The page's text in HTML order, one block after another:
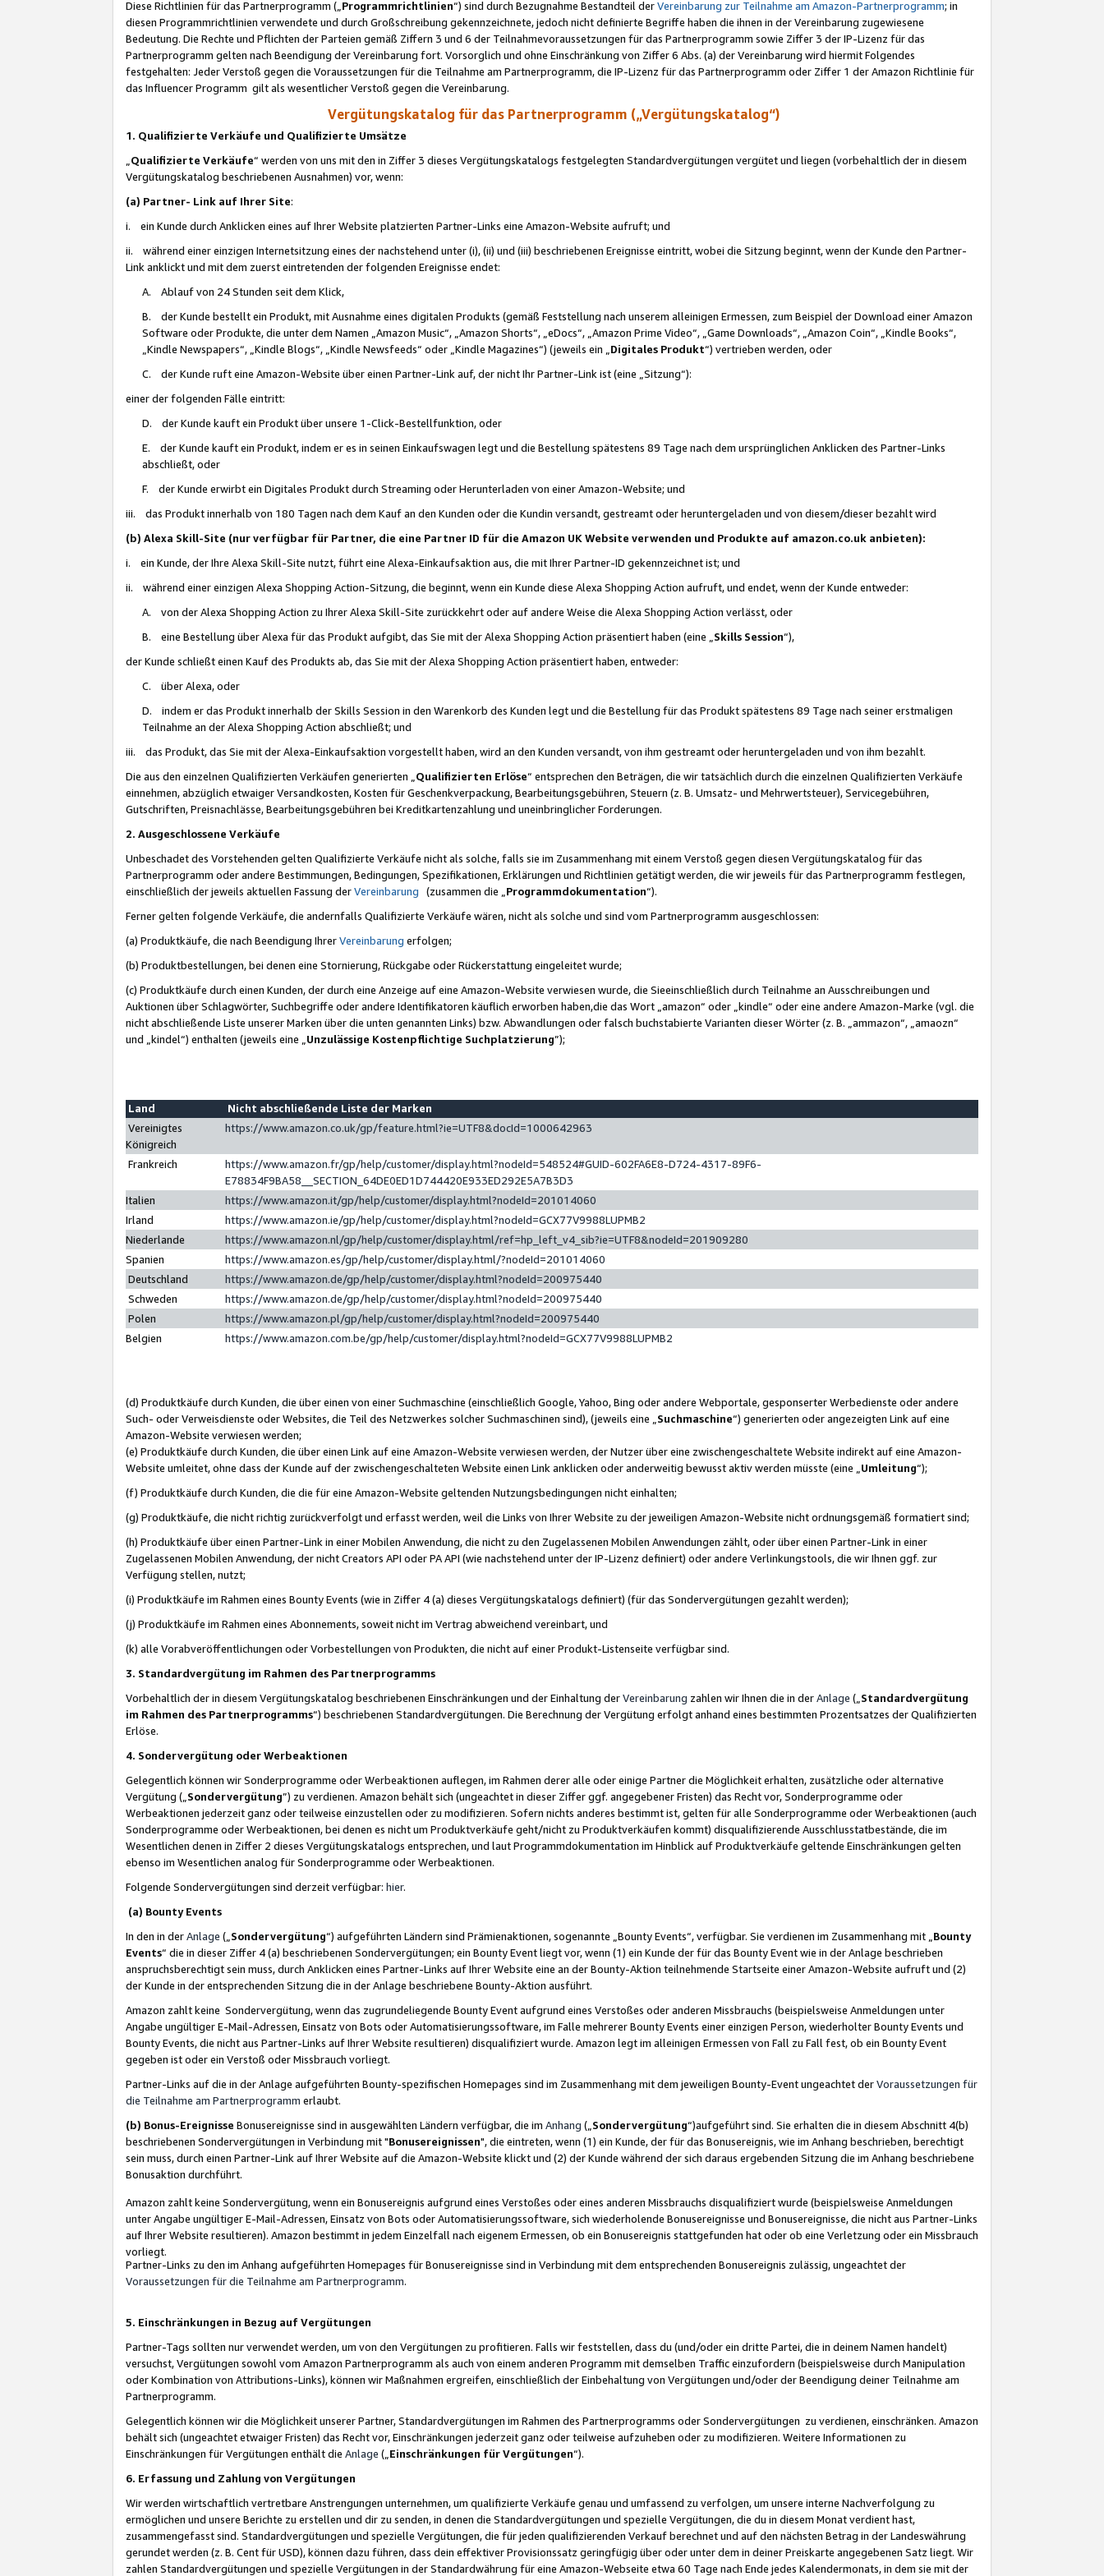
Diese Richtlinien für das Partnerprogramm („Programmrichtlinien“) sind durch Bezugnahme Bestandteil derVereinbarung zur Teilnahme am Amazon-Partnerprogramm; in
diesen Programmrichtlinien verwendete und durch Großschreibung gekennzeichnete, jedoch nicht definierte Begriffe haben die ihnen in der Vereinbarung zugewiesene
Bedeutung. Die Rechte und Pflichten der Parteien gemäß Ziffern 3 und 6 der Teilnahmevoraussetzungen für das Partnerprogramm sowie Ziffer 3 der IP-Lizenz für das
Partnerprogramm gelten nach Beendigung der Vereinbarung fort. Vorsorglich und ohne Einschränkung von Ziffer 6 Abs. (a) der Vereinbarung wird hiermit Folgendes
festgehalten: Jeder Verstoß gegen die Voraussetzungen für die Teilnahme am Partnerprogramm, die IP-Lizenz für das Partnerprogramm oder Ziffer 1 der Amazon Richtlinie für
das Influencer Programm gilt als wesentlicher Verstoß gegen die Vereinbarung.
Vergütungskatalog für das Partnerprogramm („Vergütungskatalog“)
1. Qualifizierte Verkäufe und Qualifizierte Umsätze
Qualifizierte Verkäufe“ werden von uns mit den in Ziffer 3 dieses Vergütungskatalogs festgelegten Standardvergütungen vergütet und liegen (vorbehaltlich der in diesem
Vergütungskatalog beschriebenen Ausnahmen) vor, wenn:
(a) Partner- Link auf Ihrer Site:
i. ein Kunde durch Anklicken eines auf Ihrer Website platzierten Partner-Links eine Amazon-Website aufruft; und
ii. während einer einzigen Internetsitzung eines der nachstehend unter (i), (ii) und (iii) beschriebenen Ereignisse eintritt, wobei die Sitzung beginnt, wenn der Kunde den Partner-
Link anklickt und mit dem zuerst eintretenden der folgenden Ereignisse endet:
A. Ablauf von 24 Stunden seit dem Klick,
B. der Kunde bestellt ein Produkt, mit Ausnahme eines digitalen Produkts (gemäß Feststellung nach unserem alleinigen Ermessen, zum Beispiel der Download einer Amazon
Software oder Produkte, die unter dem Namen „Amazon Music“, „Amazon Shorts“, „eDocs“, „Amazon Prime Video“, „Game Downloads“, „Amazon Coin“, „Kindle Books“,
„Kindle Newspapers“, „Kindle Blogs“, „Kindle Newsfeeds“ oder „Kindle Magazines“) (jeweils ein „ Digitales Produkt“) vertrieben werden, oder
C. der Kunde ruft eine Amazon-Website über einen Partner-Link auf, der nicht Ihr Partner-Link ist (eine „Sitzung“):
einer der folgenden Fälle eintritt:
D. der Kunde kauft ein Produkt über unsere 1-Click-Bestellfunktion, oder
E. der Kunde kauft ein Produkt, indem er es in seinen Einkaufswagen legt und die Bestellung spätestens 89 Tage nach dem ursprünglichen Anklicken des Partner-Links
abschließt, oder
F. der Kunde erwirbt ein Digitales Produkt durch Streaming oder Herunterladen von einer Amazon-Website; und
iii. das Produkt innerhalb von 180 Tagen nach dem Kauf an den Kunden oder die Kundin versandt, gestreamt oder heruntergeladen und von diesem/dieser bezahlt wird
(b) Alexa Skill-Site (nur verfügbar für Partner, die eine Partner ID für die Amazon UK Website verwenden und Produkte auf amazon.co.uk anbieten):
i. ein Kunde, der Ihre Alexa Skill-Site nutzt, führt eine Alexa-Einkaufsaktion aus, die mit Ihrer Partner-ID gekennzeichnet ist; und
ii. während einer einzigen Alexa Shopping Action-Sitzung, die beginnt, wenn ein Kunde diese Alexa Shopping Action aufruft, und endet, wenn der Kunde entweder:
A. von der Alexa Shopping Action zu Ihrer Alexa Skill-Site zurückkehrt oder auf andere Weise die Alexa Shopping Action verlässt, oder
B. eine Bestellung über Alexa für das Produkt aufgibt, das Sie mit der Alexa Shopping Action präsentiert haben (eine „ Skills Session“),
der Kunde schließt einen Kauf des Produkts ab, das Sie mit der Alexa Shopping Action präsentiert haben, entweder:
C. über Alexa, oder
D. indem er das Produkt innerhalb der Skills Session in den Warenkorb des Kunden legt und die Bestellung für das Produkt spätestens 89 Tage nach seiner erstmaligen
Teilnahme an der Alexa Shopping Action abschließt; und
iii. das Produkt, das Sie mit der Alexa-Einkaufsaktion vorgestellt haben, wird an den Kunden versandt, von ihm gestreamt oder heruntergeladen und von ihm bezahlt.
Die aus den einzelnen Qualifizierten Verkäufen generierten „ Qualifizierten Erlöse“ entsprechen den Beträgen, die wir tatsächlich durch die einzelnen Qualifizierten Verkäufe
einnehmen, abzüglich etwaiger Versandkosten, Kosten für Geschenkverpackung, Bearbeitungsgebühren, Steuern (z. B. Umsatz- und Mehrwertsteuer), Servicegebühren,
Gutschriften, Preisnachlässe, Bearbeitungsgebühren bei Kreditkartenzahlung und uneinbringlicher Forderungen.
2. Ausgeschlossene Verkäufe
Unbeschadet des Vorstehenden gelten Qualifizierte Verkäufe nicht als solche, falls sie im Zusammenhang mit einem Verstoß gegen diesen Vergütungskatalog für das
Partnerprogramm oder andere Bestimmungen, Bedingungen, Spezifikationen, Erklärungen und Richtlinien getätigt werden, die wir jeweils für das Partnerprogramm festlegen,
einschließlich der jeweils aktuellen Fassung derVereinbarung (zusammen die „ Programmdokumentation“).
Ferner gelten folgende Verkäufe, die andernfalls Qualifizierte Verkäufe wären, nicht als solche und sind vom Partnerprogramm ausgeschlossen:
(a) Produktkäufe, die nach Beendigung IhrerVereinbarung erfolgen;
(b) Produktbestellungen, bei denen eine Stornierung, Rückgabe oder Rückerstattung eingeleitet wurde;
(c) Produktkäufe durch einen Kunden, der durch eine Anzeige auf eine Amazon-Website verwiesen wurde, die Sieeinschließlich durch Teilnahme an Ausschreibungen und
Auktionen über Schlagwörter, Suchbegriffe oder andere Identifikatoren käuflich erworben haben,die das Wort „amazon“ oder „kindle“ oder eine andere Amazon-Marke (vgl. die
nicht abschließende Liste unserer Marken über die unten genannten Links) bzw. Abwandlungen oder falsch buchstabierte Varianten dieser Wörter (z. B. „ammazon“, „amaozn“
und „kindel“) enthalten (jeweils eine „ Unzulässige Kostenpflichtige Suchplatzierung”);
Land
Nicht abschließende Liste der Marken
Vereinigtes
Königreich
https://www.amazon.co.uk/gp/feature.html?ie=UTF8&docId=1000642963
Frankreich
https://www.amazon.fr/gp/help/customer/display.html?nodeId=548524#GUID-602FA6E8-D724-4317-89F6-
E78834F9BA58__SECTION_64DE0ED1D744420E933ED292E5A7B3D3
Italien
https://www.amazon.it/gp/help/customer/display.html?nodeId=201014060
Irland
https://www.amazon.ie/gp/help/customer/display.html?nodeId=GCX77V9988LUPMB2
Niederlande
https://www.amazon.nl/gp/help/customer/display.html/ref=hp_left_v4_sib?ie=UTF8&nodeId=201909280
Spanien
https://www.amazon.es/gp/help/customer/display.html/?nodeId=201014060
Deutschland
https://www.amazon.de/gp/help/customer/display.html?nodeId=200975440
Schweden
https://www.amazon.de/gp/help/customer/display.html?nodeId=200975440
Polen
https://www.amazon.pl/gp/help/customer/display.html?nodeId=200975440
Belgien
https://www.amazon.com.be/gp/help/customer/display.html?nodeId=GCX77V9988LUPMB2
(d) Produktkäufe durch Kunden, die über einen von einer Suchmaschine (einschließlich Google, Yahoo, Bing oder andere Webportale, gesponserter Werbedienste oder andere
Such- oder Verweisdienste oder Websites, die Teil des Netzwerkes solcher Suchmaschinen sind), (jeweils eine „ Suchmaschine“) generierten oder angezeigten Link auf eine
Amazon-Website verwiesen werden;
(e) Produktkäufe durch Kunden, die über einen Link auf eine Amazon-Website verwiesen werden, der Nutzer über eine zwischengeschaltete Website indirekt auf eine Amazon-
Website umleitet, ohne dass der Kunde auf der zwischengeschalteten Website einen Link anklicken oder anderweitig bewusst aktiv werden müsste (eine „ Umleitung“);
(f) Produktkäufe durch Kunden, die die für eine Amazon-Website geltenden Nutzungsbedingungen nicht einhalten;
(g) Produktkäufe, die nicht richtig zurückverfolgt und erfasst werden, weil die Links von Ihrer Website zu der jeweiligen Amazon-Website nicht ordnungsgemäß formatiert sind;
(h) Produktkäufe über einen Partner-Link in einer Mobilen Anwendung, die nicht zu den Zugelassenen Mobilen Anwendungen zählt, oder über einen Partner-Link in einer
Zugelassenen Mobilen Anwendung, der nicht Creators API oder PA API (wie nachstehend unter der IP-Lizenz definiert) oder andere Verlinkungstools, die wir Ihnen ggf. zur
Verfügung stellen, nutzt;
(i) Produktkäufe im Rahmen eines Bounty Events (wie in Ziffer 4 (a) dieses Vergütungskatalogs definiert) (für das Sondervergütungen gezahlt werden);
(j) Produktkäufe im Rahmen eines Abonnements, soweit nicht im Vertrag abweichend vereinbart, und
(k) alle Vorabveröffentlichungen oder Vorbestellungen von Produkten, die nicht auf einer Produkt-Listenseite verfügbar sind.
3. Standardvergütung im Rahmen des Partnerprogramms
Vorbehaltlich der in diesem Vergütungskatalog beschriebenen Einschränkungen und der Einhaltung derVereinbarung zahlen wir Ihnen die in derAnlage („ Standardvergütung
im Rahmen des Partnerprogramms“) beschriebenen Standardvergütungen. Die Berechnung der Vergütung erfolgt anhand eines bestimmten Prozentsatzes der Qualifizierten
Erlöse.
4. Sondervergütung oder Werbeaktionen
Gelegentlich können wir Sonderprogramme oder Werbeaktionen auflegen, im Rahmen derer alle oder einige Partner die Möglichkeit erhalten, zusätzliche oder alternative
Vergütung („ Sondervergütung”) zu verdienen. Amazon behält sich (ungeachtet in dieser Ziffer ggf. angegebener Fristen) das Recht vor, Sonderprogramme oder
Werbeaktionen jederzeit ganz oder teilweise einzustellen oder zu modifizieren. Sofern nichts anderes bestimmt ist, gelten für alle Sonderprogramme oder Werbeaktionen (auch
Sonderprogramme oder Werbeaktionen, bei denen es nicht um Produktverkäufe geht/nicht zu Produktverkäufen kommt) disqualifizierende Ausschlusstatbestände, die im
Wesentlichen denen in Ziffer 2 dieses Vergütungskatalogs entsprechen, und laut Programmdokumentation im Hinblick auf Produktverkäufe geltende Einschränkungen gelten
ebenso im Wesentlichen analog für Sonderprogramme oder Werbeaktionen.
Folgende Sondervergütungen sind derzeit verfügbar: hier.
(a) Bounty Events
In den in derAnlage („ Sondervergütung“) aufgeführten Ländern sind Prämienaktionen, sogenannte „Bounty Events“, verfügbar. Sie verdienen im Zusammenhang mit „ Bounty
Events“ die in dieser Ziffer 4 (a) beschriebenen Sondervergütungen; ein Bounty Event liegt vor, wenn (1) ein Kunde der für das Bounty Event wie in der Anlage beschrieben
anspruchsberechtigt sein muss, durch Anklicken eines Partner-Links auf Ihrer Website eine an der Bounty-Aktion teilnehmende Startseite einer Amazon-Website aufruft und (2)
der Kunde in der entsprechenden Sitzung die in der Anlage beschriebene Bounty-Aktion ausführt.
Amazon zahlt keine Sondervergütung, wenn das zugrundeliegende Bounty Event aufgrund eines Verstoßes oder anderen Missbrauchs (beispielsweise Anmeldungen unter
Angabe ungültiger E-Mail-Adressen, Einsatz von Bots oder Automatisierungssoftware, im Falle mehrerer Bounty Events einer einzigen Person, wiederholter Bounty Events und
Bounty Events, die nicht aus Partner-Links auf Ihrer Website resultieren) disqualifiziert wurde. Amazon legt im alleinigen Ermessen von Fall zu Fall fest, ob ein Bounty Event
gegeben ist oder ein Verstoß oder Missbrauch vorliegt.
Partner-Links auf die in der Anlage aufgeführten Bounty-spezifischen Homepages sind im Zusammenhang mit dem jeweiligen Bounty-Event ungeachtet derVoraussetzungen für
die Teilnahme am Partnerprogramm erlaubt.
(b) Bonus-Ereignisse Bonusereignisse sind in ausgewählten Ländern verfügbar, die im Anhang („ Sondervergütung“)aufgeführt sind. Sie erhalten die in diesem Abschnitt 4(b)
beschriebenen Sondervergütungen in Verbindung mit "Bonusereignissen", die eintreten, wenn (1) ein Kunde, der für das Bonusereignis, wie im Anhang beschrieben, berechtigt
sein muss, durch einen Partner-Link auf Ihrer Website auf die Amazon-Website klickt und (2) der Kunde während der sich daraus ergebenden Sitzung die im Anhang beschriebene
Bonusaktion durchführt.
Amazon zahlt keine Sondervergütung, wenn ein Bonusereignis aufgrund eines Verstoßes oder eines anderen Missbrauchs disqualifiziert wurde (beispielsweise Anmeldungen
unter Angabe ungültiger E-Mail-Adressen, Einsatz von Bots oder Automatisierungssoftware, sich wiederholende Bonusereignisse und Bonusereignisse, die nicht aus Partner-Links
auf Ihrer Website resultieren). Amazon bestimmt in jedem Einzelfall nach eigenem Ermessen, ob ein Bonusereignis stattgefunden hat oder ob eine Verletzung oder ein Missbrauch
vorliegt.
Partner-Links zu den im Anhang aufgeführten Homepages für Bonusereignisse sind in Verbindung mit dem entsprechenden Bonusereignis zulässig, ungeachtet der
Voraussetzungen für die Teilnahme am Partnerprogramm.
5. Einschränkungen in Bezug auf Vergütungen
Partner-Tags sollten nur verwendet werden, um von den Vergütungen zu profitieren. Falls wir feststellen, dass du (und/oder ein dritte Partei, die in deinem Namen handelt)
versuchst, Vergütungen sowohl vom Amazon Partnerprogramm als auch von einem anderen Programm mit demselben Traffic einzufordern (beispielsweise durch Manipulation
oder Kombination von Attributions-Links), können wir Maßnahmen ergreifen, einschließlich der Einbehaltung von Vergütungen und/oder der Beendigung deiner Teilnahme am
Partnerprogramm.
Gelegentlich können wir die Möglichkeit unserer Partner, Standardvergütungen im Rahmen des Partnerprogramms oder Sondervergütungen zu verdienen, einschränken. Amazon
behält sich (ungeachtet etwaiger Fristen) das Recht vor, Einschränkungen jederzeit ganz oder teilweise aufzuheben oder zu modifizieren. Weitere Informationen zu
Einschränkungen für Vergütungen enthält die Anlage („ Einschränkungen für Vergütungen“).
6. Erfassung und Zahlung von Vergütungen
Wir werden wirtschaftlich vertretbare Anstrengungen unternehmen, um qualifizierte Verkäufe genau und umfassend zu verfolgen, um unsere interne Nachverfolgung zu
ermöglichen und unsere Berichte zu erstellen und dir zu senden, in denen die Standardvergütungen und spezielle Vergütungen, die du in diesem Monat verdient hast,
zusammengefasst sind. Standardvergütungen und spezielle Vergütungen, die für jeden qualifizierenden Verkauf berechnet und auf den nächsten Betrag in der Landeswährung
gerundet werden (z. B. Cent für USD), können dazu führen, dass dein effektiver Provisionssatz geringfügig über oder unter dem in deiner Preiskarte angegebenen Satz liegt. Wir
zahlen Standardvergütungen und spezielle Vergütungen in der Standardwährung für eine Amazon-Webseite etwa 60 Tage nach Ende jedes Kalendermonats, in dem sie mit der